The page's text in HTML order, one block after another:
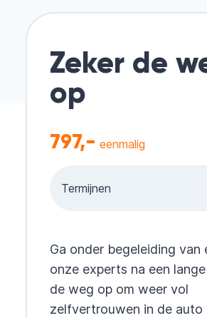
Zeker de
op
797,- eenmalig
Termijnen
Ga onder begeleiding van
onze experts na een
de weg op om weer vol
zelfvertrouwen in de auto